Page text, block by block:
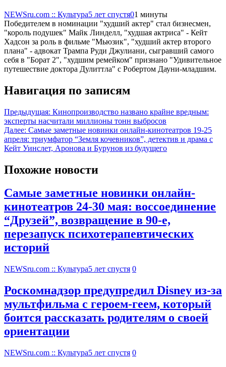
NEWSru.com :: Культура5 лет спустя01 минуты
Победителем в номинации "худший актер" стал бизнесмен,
"король подушек" Майк Линделл, "худшая актриса" - Кейт
Хадсон за роль в фильме "Мьюзик", "худший актер второго
плана" - адвокат Трампа Руди Джулиани, сыгравший самого
себя в "Борат 2", "худшим ремейком" признано "Удивительное
путешествие доктора Дулиттла" с Робертом Дауни-младшим.
Навигация по записям
Предыдущая: Кинопроизводство названо крайне вредным:
эксперты насчитали миллионы тонн выбросов
Далее: Самые заметные новинки онлайн-кинотеатров 19-25
апреля: триумфатор “Земля кочевников”, детектив и драма с
Кейт Уинслет, Аронова и Бурунов из будущего
Похожие новости
Самые заметные новинки онлайн-
кинотеатров 24-30 мая: воссоединение
“Друзей”, возвращение в 90-е,
перезапуск психотерапевтических
историй
NEWSru.com :: Культура5 лет спустя 0
Роскомнадзор предупредил Disney из-за
мультфильма c героем-геем, который
боится рассказать родителям о своей
ориентации
NEWSru.com :: Культура5 лет спустя 0